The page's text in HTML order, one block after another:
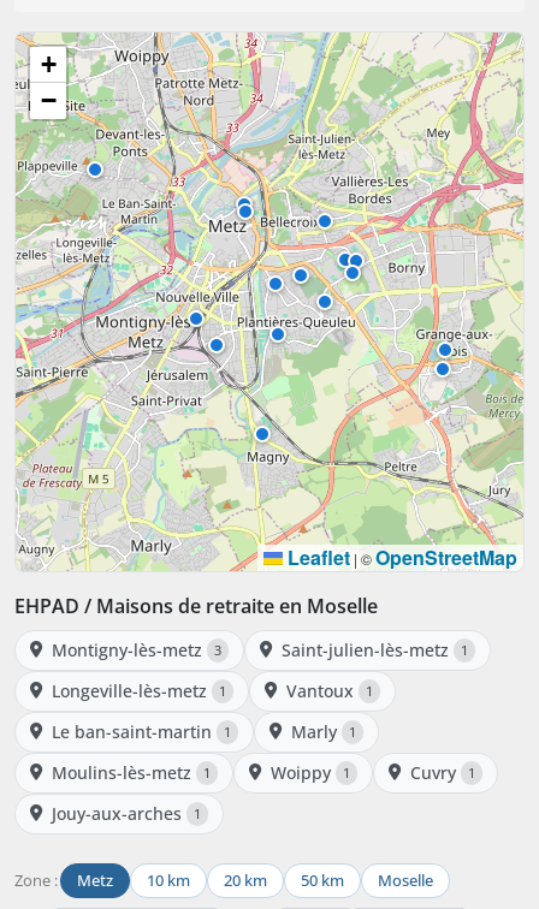
+
−
Leaflet | ©OpenStreetMap
EHPAD / Maisons de retraite en Moselle
Montigny-lès-metz 3 Saint-julien-lès-metz 1
Longeville-lès-metz 1 Vantoux 1
Le ban-saint-martin 1 Marly 1
Moulins-lès-metz 1 Woippy 1 Cuvry 1
Jouy-aux-arches 1
Zone : Metz 10 km 20 km 50 km Moselle